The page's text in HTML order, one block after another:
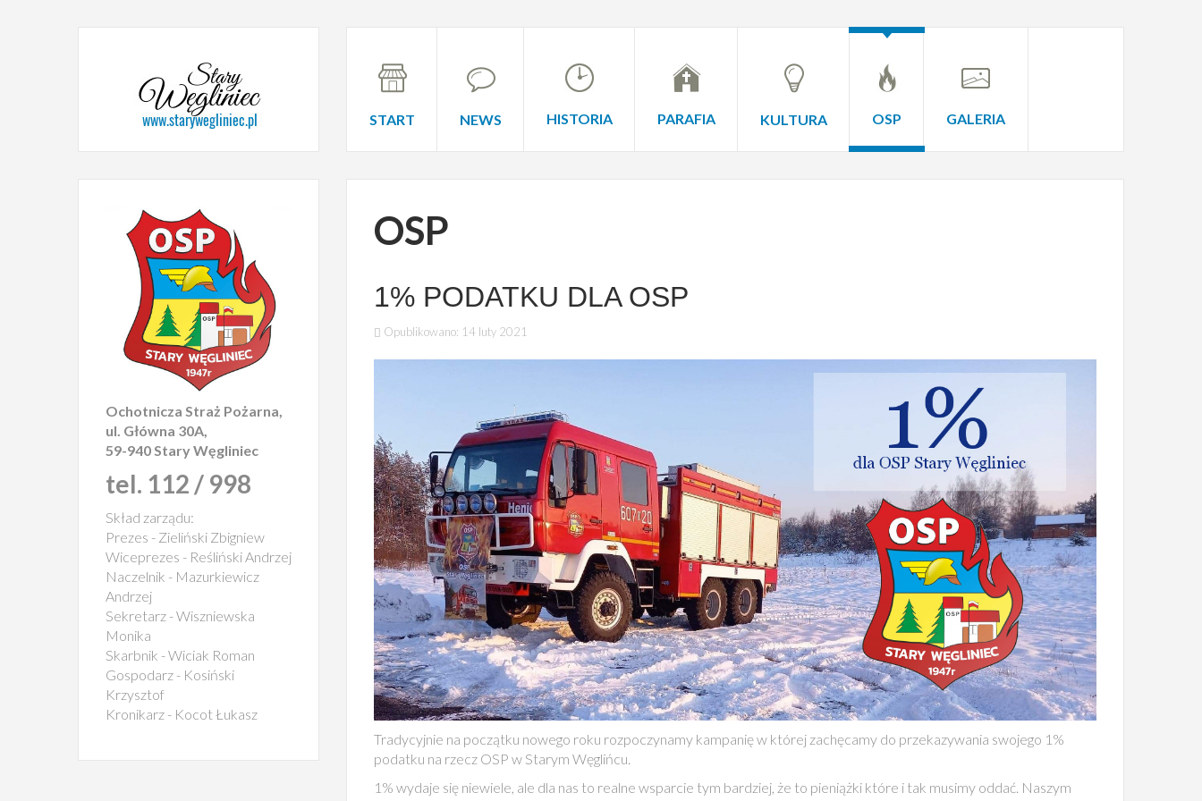
START NEWS HISTORIA PARAFIA KULTURA OSP GALERIA
OSP
1% PODATKU DLA OSP
Opublikowano: 14 luty 2021
Tradycyjnie na początku nowego roku rozpoczynamy kampanię w której zachęcamy do przekazywania swojego 1%
podatku na rzecz OSP w Starym Węglińcu.
1% wydaje się niewiele, ale dla nas to realne wsparcie tym bardziej, że to pieniążki które i tak musimy oddać. Naszym
Ochotnicza Straż Pożarna,
ul. Główna 30A,
59-940 Stary Węgliniec
tel. 112 / 998
Skład zarządu:
Prezes - Zieliński Zbigniew
Wiceprezes - Reśliński Andrzej
Naczelnik - Mazurkiewicz
Andrzej
Sekretarz - Wiszniewska
Monika
Skarbnik - Wiciak Roman
Gospodarz - Kosiński
Krzysztof
Kronikarz - Kocot Łukasz